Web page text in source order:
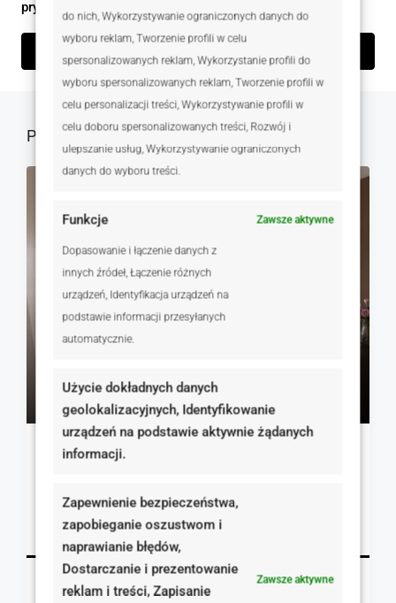
do nich, Wykorzystywanie ograniczonych danych do
wyboru reklam, Tworzenie profili w celu
spersonalizowanych reklam, Wykorzystanie profili do
wyboru spersonalizowanych reklam, Tworzenie profili w
celu personalizacji treści, Wykorzystywanie profili w
celu doboru spersonalizowanych treści, Rozwój i
ulepszanie usług, Wykorzystywanie ograniczonych
danych do wyboru treści.
Funkcje Zawsze aktywne
Dopasowanie i łączenie danych z
innych źródeł, Łączenie różnych
urządzeń, Identyfikacja urządzeń na
podstawie informacji przesyłanych
automatycznie.
Użycie dokładnych danych
geolokalizacyjnych, Identyfikowanie
urządzeń na podstawie aktywnie żądanych
informacji.
Zapewnienie bezpieczeństwa,
zapobieganie oszustwom i
naprawianie błędów,
Dostarczanie i prezentowanie
reklam i treści, Zapisanie
Zawsze aktywne
prywatności
Podobne oferty
530 000 zł
11 277 zł
2 pokojowe mieszkanie ul. Warszawska
1 47.00 m²
MIESZKANIA, NIERUCHOMOŚCI MIESZKANIOWE
Magdalena Mulczyńska 2 dni temu